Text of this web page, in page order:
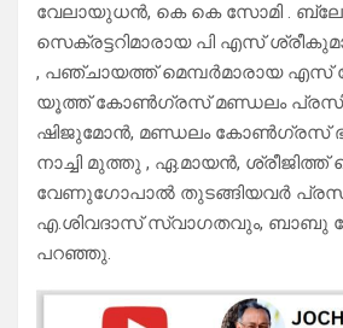
വേലായുധൻ, കെ കെ സോമി .
സെക്രട്ടറിമാരായ പി എസ്
, പഞ്ചായത്ത് മെമ്പർമാരായ എസ്
യൂത്ത് കോൺഗ്രസ് മണ്ഡലം
ഷിജുമോൻ, മണ്ഡലം കോൺഗ്രസ്
നാച്ചി മുത്തു , ഏ.മായൻ, ശ്രീജിത്ത്
വേണുഗോപാൽ തുടങ്ങിയവർ
എ.ശിവദാസ് സ്വാഗതവും, ബാബു
പറഞ്ഞു.